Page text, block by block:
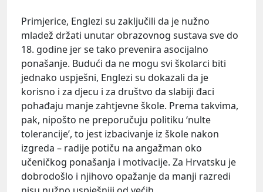
Primjerice, Englezi su zaključili da je nužno
mladež držati unutar obrazovnog sustava sve do
18. godine jer se tako prevenira asocijalno
ponašanje. Budući da ne mogu svi školarci biti
jednako uspješni, Englezi su dokazali da je
korisno i za djecu i za društvo da slabiji đaci
pohađaju manje zahtjevne škole. Prema takvima,
pak, nipošto ne preporučuju politiku ‘nulte
tolerancije’, to jest izbacivanje iz škole nakon
izgreda – radije potiču na angažman oko
učeničkog ponašanja i motivacije. Za Hrvatsku je
dobrodošlo i njihovo opažanje da manji razredi